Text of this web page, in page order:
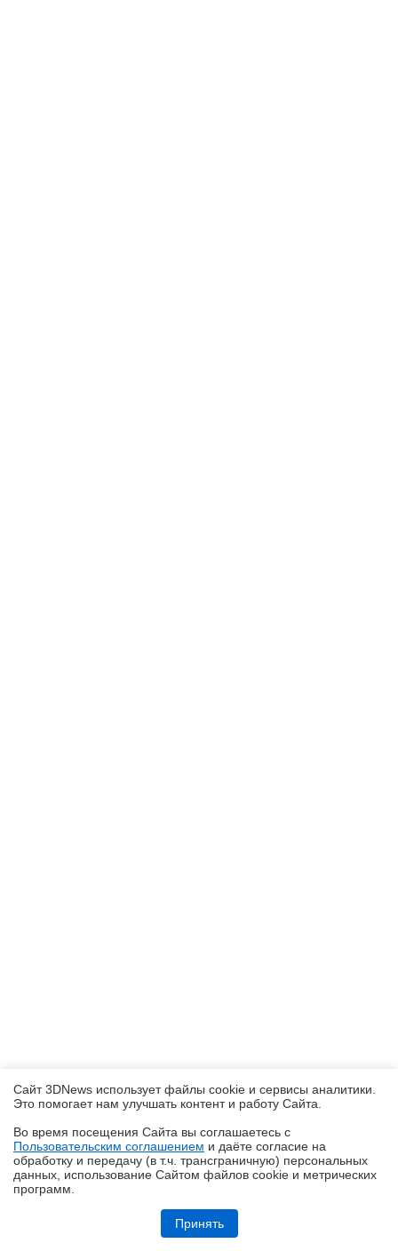
Обзор робота-уборщика Midea VCR V15 MAX ULTRA: не разменивайся
на мелочи (но не переплачивай)
Сайт 3DNews использует файлы cookie и сервисы аналитики.
Это помогает нам улучшать контент и работу Cайта.
Во время посещения Cайта вы соглашаетесь с
Пользовательским соглашением и даёте согласие на
обработку и передачу (в т.ч. трансграничную) персональных
данных, использование Cайтом файлов cookie и метрических
программ.
Принять